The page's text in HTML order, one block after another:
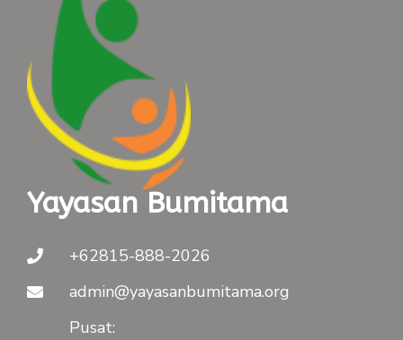
Yayasan Bumitama
+62815-888-2026
admin@yayasanbumitama.org
Pusat: